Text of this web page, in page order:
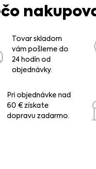
Tovar skladom
vám pošleme do
24 hodín od
objednávky.
Pri objednávke nad
60 € získate
dopravu zadarmo.